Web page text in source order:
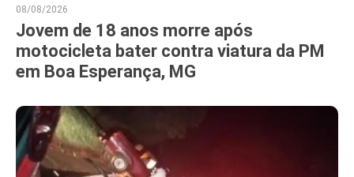
08/08/2026
Jovem de 18 anos morre após
motocicleta bater contra viatura da PM
em Boa Esperança, MG